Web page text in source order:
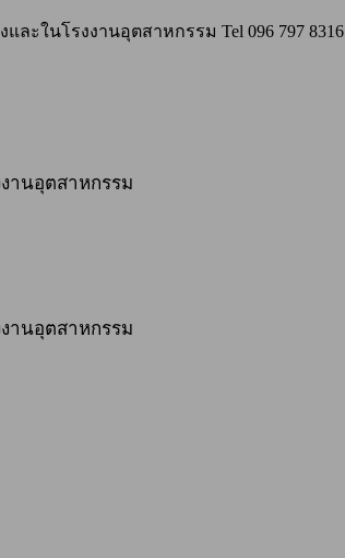
ละในโรงงานอุตสาหกรรม Tel 096 797 8316
งานอุตสาหกรรม
งานอุตสาหกรรม